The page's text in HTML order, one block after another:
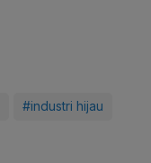
#industri hijau